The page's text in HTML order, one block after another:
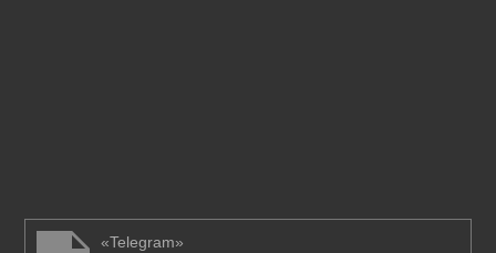
«Telegram»